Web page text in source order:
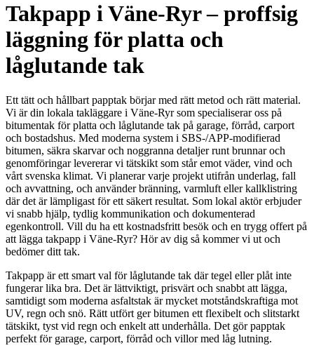
Takpapp i Väne-Ryr – proffsig
läggning för platta och
låglutande tak
Ett tätt och hållbart papptak börjar med rätt metod och rätt material.
Vi är din lokala takläggare i Väne-Ryr som specialiserar oss på
bitumentak för platta och låglutande tak på garage, förråd, carport
och bostadshus. Med moderna system i SBS-/APP-modifierad
bitumen, säkra skarvar och noggranna detaljer runt brunnar och
genomföringar levererar vi tätskikt som står emot väder, vind och
vårt svenska klimat. Vi planerar varje projekt utifrån underlag, fall
och avvattning, och använder bränning, varmluft eller kallklistring
där det är lämpligast för ett säkert resultat. Som lokal aktör erbjuder
vi snabb hjälp, tydlig kommunikation och dokumenterad
egenkontroll. Vill du ha ett kostnadsfritt besök och en trygg offert på
att lägga takpapp i Väne-Ryr? Hör av dig så kommer vi ut och
bedömer ditt tak.
Takpapp är ett smart val för låglutande tak där tegel eller plåt inte
fungerar lika bra. Det är lättviktigt, prisvärt och snabbt att lägga,
samtidigt som moderna asfaltstak är mycket motståndskraftiga mot
UV, regn och snö. Rätt utfört ger bitumen ett flexibelt och slitstarkt
tätskikt, tyst vid regn och enkelt att underhålla. Det gör papptak
perfekt för garage, carport, förråd och villor med låg lutning.